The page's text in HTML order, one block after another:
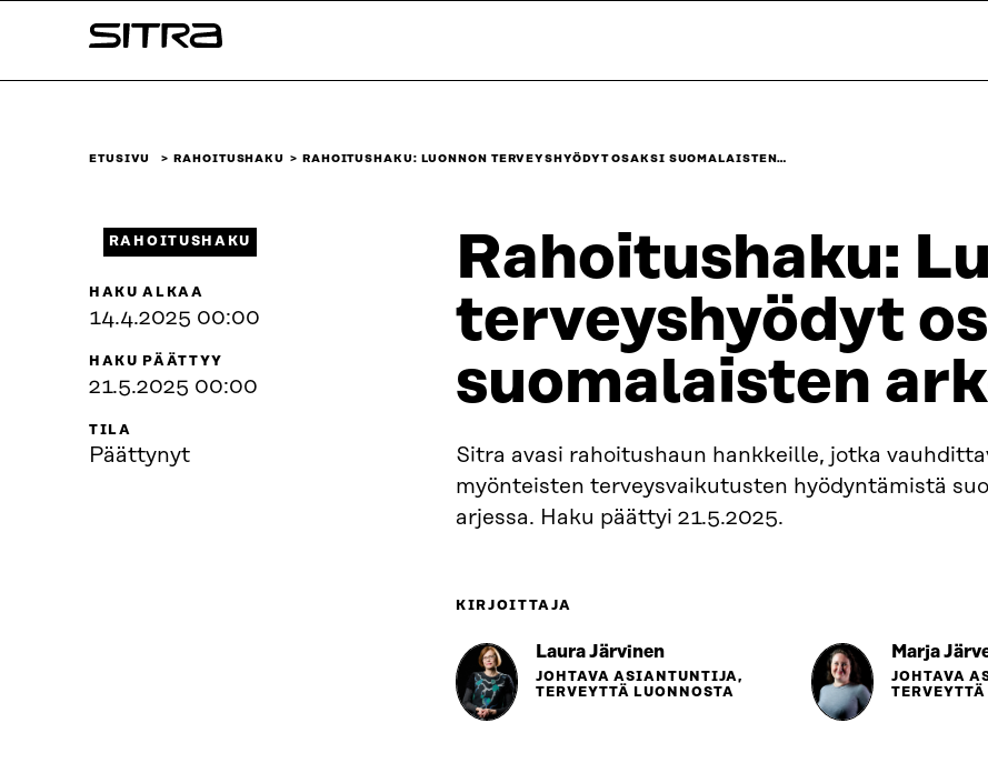
sisältöön
Sitra
ETUSIVU RAHOITUSHAKU RAHOITUSHAKU: LUONNON TERVEYSHYÖDYT OSAKSI SUOMALAISTEN…
Rahoitushaku:
terveyshyödyt
suomalaisten
Sitra avasi rahoitushaun hankkeille, jotka
myönteisten terveysvaikutusten hyödyntämistä
arjessa. Haku päättyi 21.5.2025.
KIRJOITTAJA
Laura Järvinen
JOHTAVA ASIANTUNTIJA,
TERVEYTTÄ LUONNOSTA
Marja
JOHTAVA
RAHOITUSHAKU
HAKU ALKAA
14.4.2025 00:00
HAKU PÄÄTTYY
21.5.2025 00:00
TILA
Päättynyt